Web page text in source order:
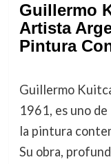
Guillermo
Artista
Pintura
Guillermo
1961, es uno
la pintura
Su obra,